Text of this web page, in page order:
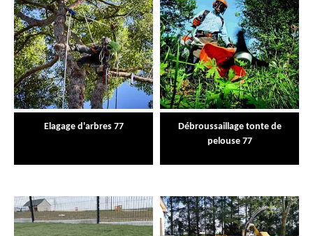
Elagage d'arbres 77
Débroussaillage tonte de
pelouse 77